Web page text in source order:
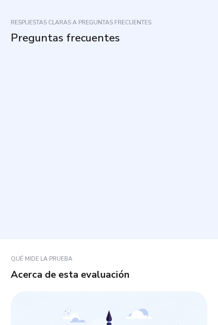
RESPUESTAS CLARAS A PREGUNTAS FRECUENTES
Preguntas frecuentes
QUÉ MIDE LA PRUEBA
Acerca de esta evaluación